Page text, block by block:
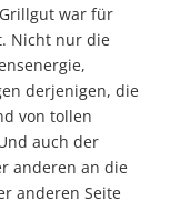
war für
Nicht nur die
derjenigen, die
von tollen
auch der
anderen an die
anderen Seite